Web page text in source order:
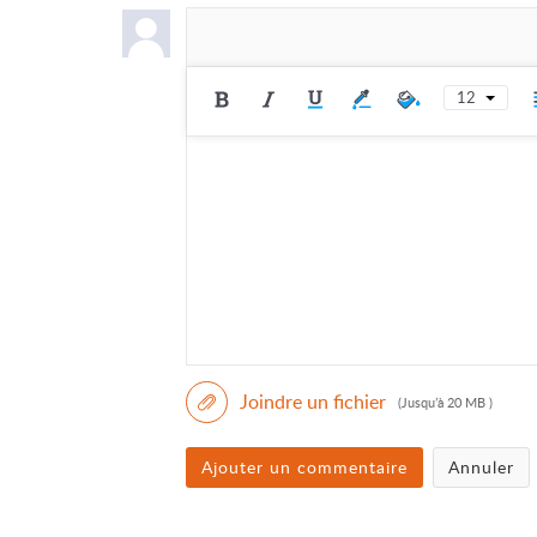
12
Joindre un fichier (Jusqu’à 20 MB )
Ajouter un commentaire Annuler